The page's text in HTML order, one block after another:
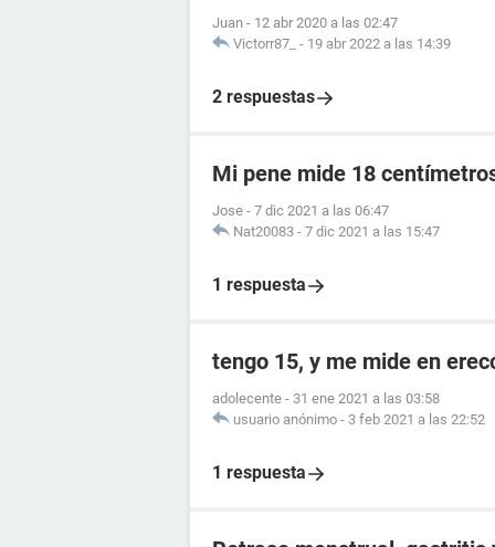
Juan - 12 abr 2020 a las 02:47
Victorr87_ - 19 abr 2022 a las 14:39
2 respuestas
Mi pene mide 18
Jose - 7 dic 2021 a las 06:47
Nat20083 - 7 dic 2021 a las 15:47
1 respuesta
tengo 15, y me mide en
adolecente - 31 ene 2021 a las 03:58
usuario anónimo - 3 feb 2021 a las 22:52
1 respuesta